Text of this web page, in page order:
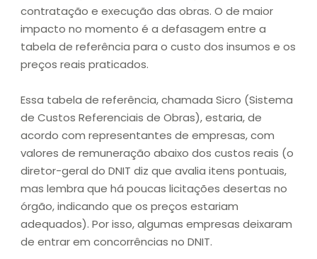
contratação e execução das obras. O de maior
impacto no momento é a defasagem entre a
tabela de referência para o custo dos insumos e os
preços reais praticados.
Essa tabela de referência, chamada Sicro (Sistema
de Custos Referenciais de Obras), estaria, de
acordo com representantes de empresas, com
valores de remuneração abaixo dos custos reais (o
diretor-geral do DNIT diz que avalia itens pontuais,
mas lembra que há poucas licitações desertas no
órgão, indicando que os preços estariam
adequados). Por isso, algumas empresas deixaram
de entrar em concorrências no DNIT.